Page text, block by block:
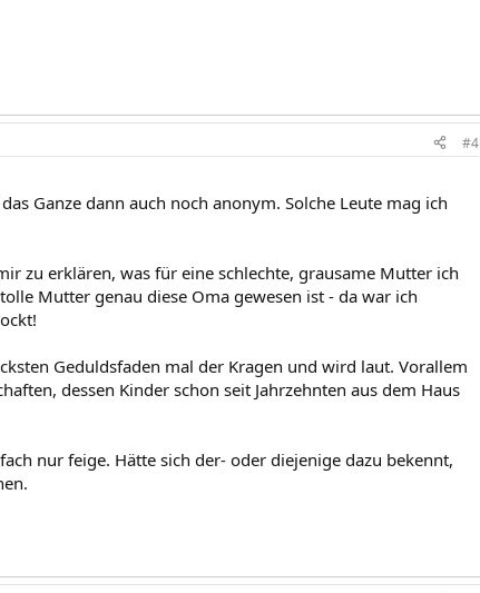
#4
Ganze dann auch noch anonym. Solche Leute mag ich
zu erklären, was für eine schlechte, grausame Mutter ich
Mutter genau diese Oma gewesen ist - da war ich
Geduldsfaden mal der Kragen und wird laut. Vorallem
dessen Kinder schon seit Jahrzehnten aus dem Haus
nur feige. Hätte sich der- oder diejenige dazu bekennt,